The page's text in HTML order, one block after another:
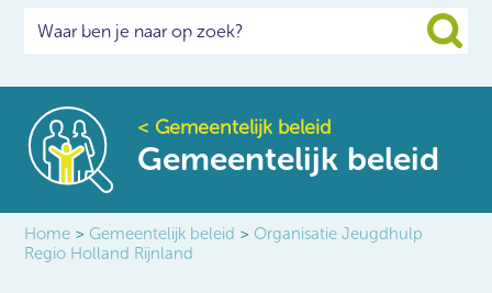
< Gemeentelijk beleid
Gemeentelijk beleid
Home > Gemeentelijk beleid > Organisatie Jeugdhulp
Regio Holland Rijnland